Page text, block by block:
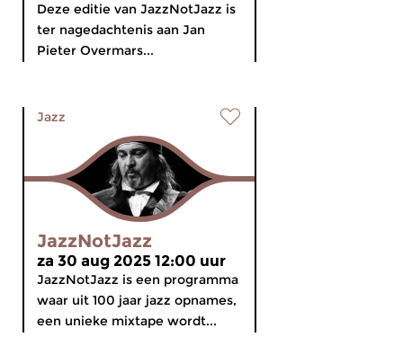
Deze editie van JazzNotJazz is
ter nagedachtenis aan Jan
Pieter Overmars...
Jazz
JazzNotJazz
za 30 aug 2025 12:00 uur
JazzNotJazz is een programma
waar uit 100 jaar jazz opnames,
een unieke mixtape wordt...